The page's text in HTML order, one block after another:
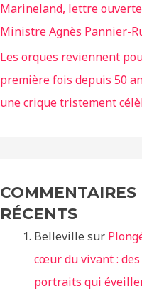
Marineland, lettre
Ministre Agnès Pannier-
Les orques reviennent
première fois depuis 50
une crique tristement
COMMENTAIRES
RÉCENTS
Belleville sur
cœur du vivant : des
portraits qui